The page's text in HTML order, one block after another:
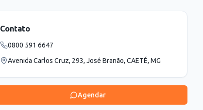
Contato
0800 591 6647
Avenida Carlos Cruz, 293, José Branão, CAETÉ, MG
Agendar